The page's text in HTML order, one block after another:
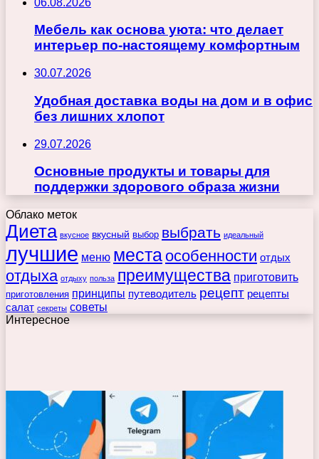
Мебель как основа уюта: что делает
интерьер по-настоящему комфортным
30.07.2026
Удобная доставка воды на дом и в офис
без лишних хлопот
29.07.2026
Основные продукты и товары для
поддержки здорового образа жизни
Облако меток
Диета вкусное вкусный выбор выбрать идеальный
лучшие меню места особенности отдых
отдыха отдыху польза преимущества приготовить
приготовления принципы путеводитель рецепт рецепты
салат секреты советы
Интересное